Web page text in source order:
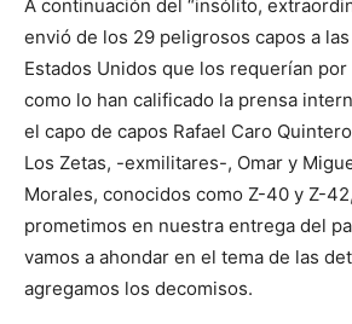
A continuación del “insólito,
envió de los 29 peligrosos capos a
Estados Unidos que los requerían
como lo han calificado la prensa
el capo de capos Rafael Caro
Los Zetas, -exmilitares-, Omar y
Morales, conocidos como Z-40 y Z-
prometimos en nuestra entrega del
vamos a ahondar en el tema de las
agregamos los decomisos.